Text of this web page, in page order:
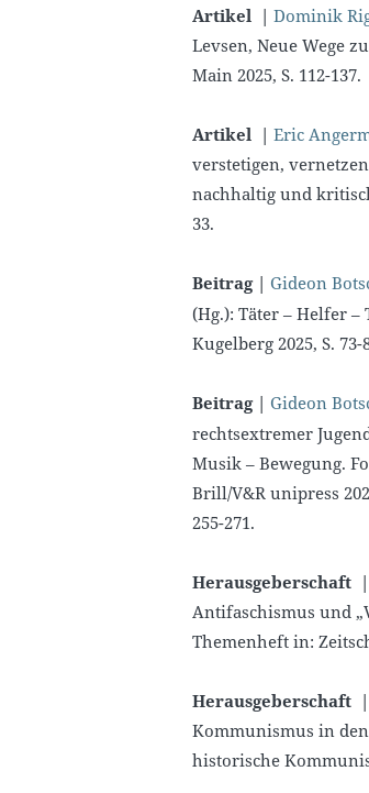
Artikel | Dominik
Levsen, Neue Wege
Main 2025, S. 112-137.
Artikel | Eric
verstetigen,
nachhaltig und
33.
Beitrag | Gideon
(Hg.): Täter – Helfer
Kugelberg 2025, S. 73-
Beitrag | Gideon
rechtsextremer
Musik – Bewegung.
Brill/V&R unipress
255-271.
Herausgeberschaft |
Antifaschismus und
Themenheft in:
Herausgeberschaft |
Kommunismus in
historische